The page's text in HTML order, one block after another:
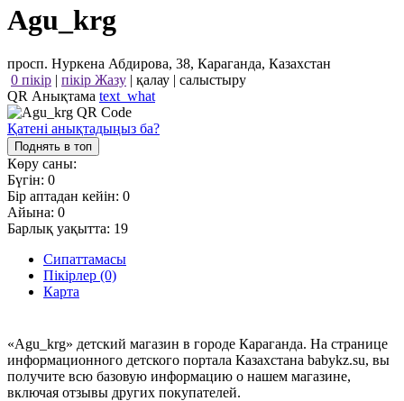
Agu_krg
просп. Нуркена Абдирова, 38, Караганда, Казахстан
0 пікір | пікір Жазу | қалау | салыстыру
QR Анықтама text_what
Қатені анықтадыңыз ба?
Поднять в топ
Көру саны:
Бүгін: 0
Бір аптадан кейін: 0
Айына: 0
Барлық уақытта: 19
Сипаттамасы
Пікірлер (0)
Карта
«Agu_krg» детский магазин в городе Караганда. На странице
информационного детского портала Казахстана babykz.su, вы
получите всю базовую информацию о нашем магазине,
включая отзывы других покупателей.